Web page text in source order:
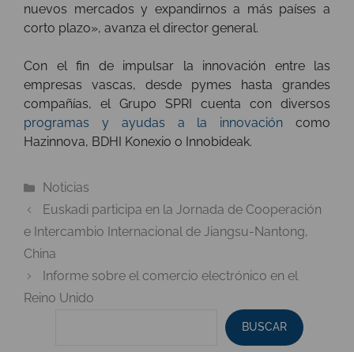
nuevos mercados y expandirnos a más países a
corto plazo», avanza el director general.
Con el fin de impulsar la innovación entre las
empresas vascas, desde pymes hasta grandes
compañías, el Grupo SPRI cuenta con diversos
programas y ayudas a la innovación como
Hazinnova, BDHI Konexio o Innobideak.
Categorías
Noticias
Euskadi participa en la Jornada de Cooperación
e Intercambio Internacional de Jiangsu-Nantong,
China
Informe sobre el comercio electrónico en el
Reino Unido
BUSCAR